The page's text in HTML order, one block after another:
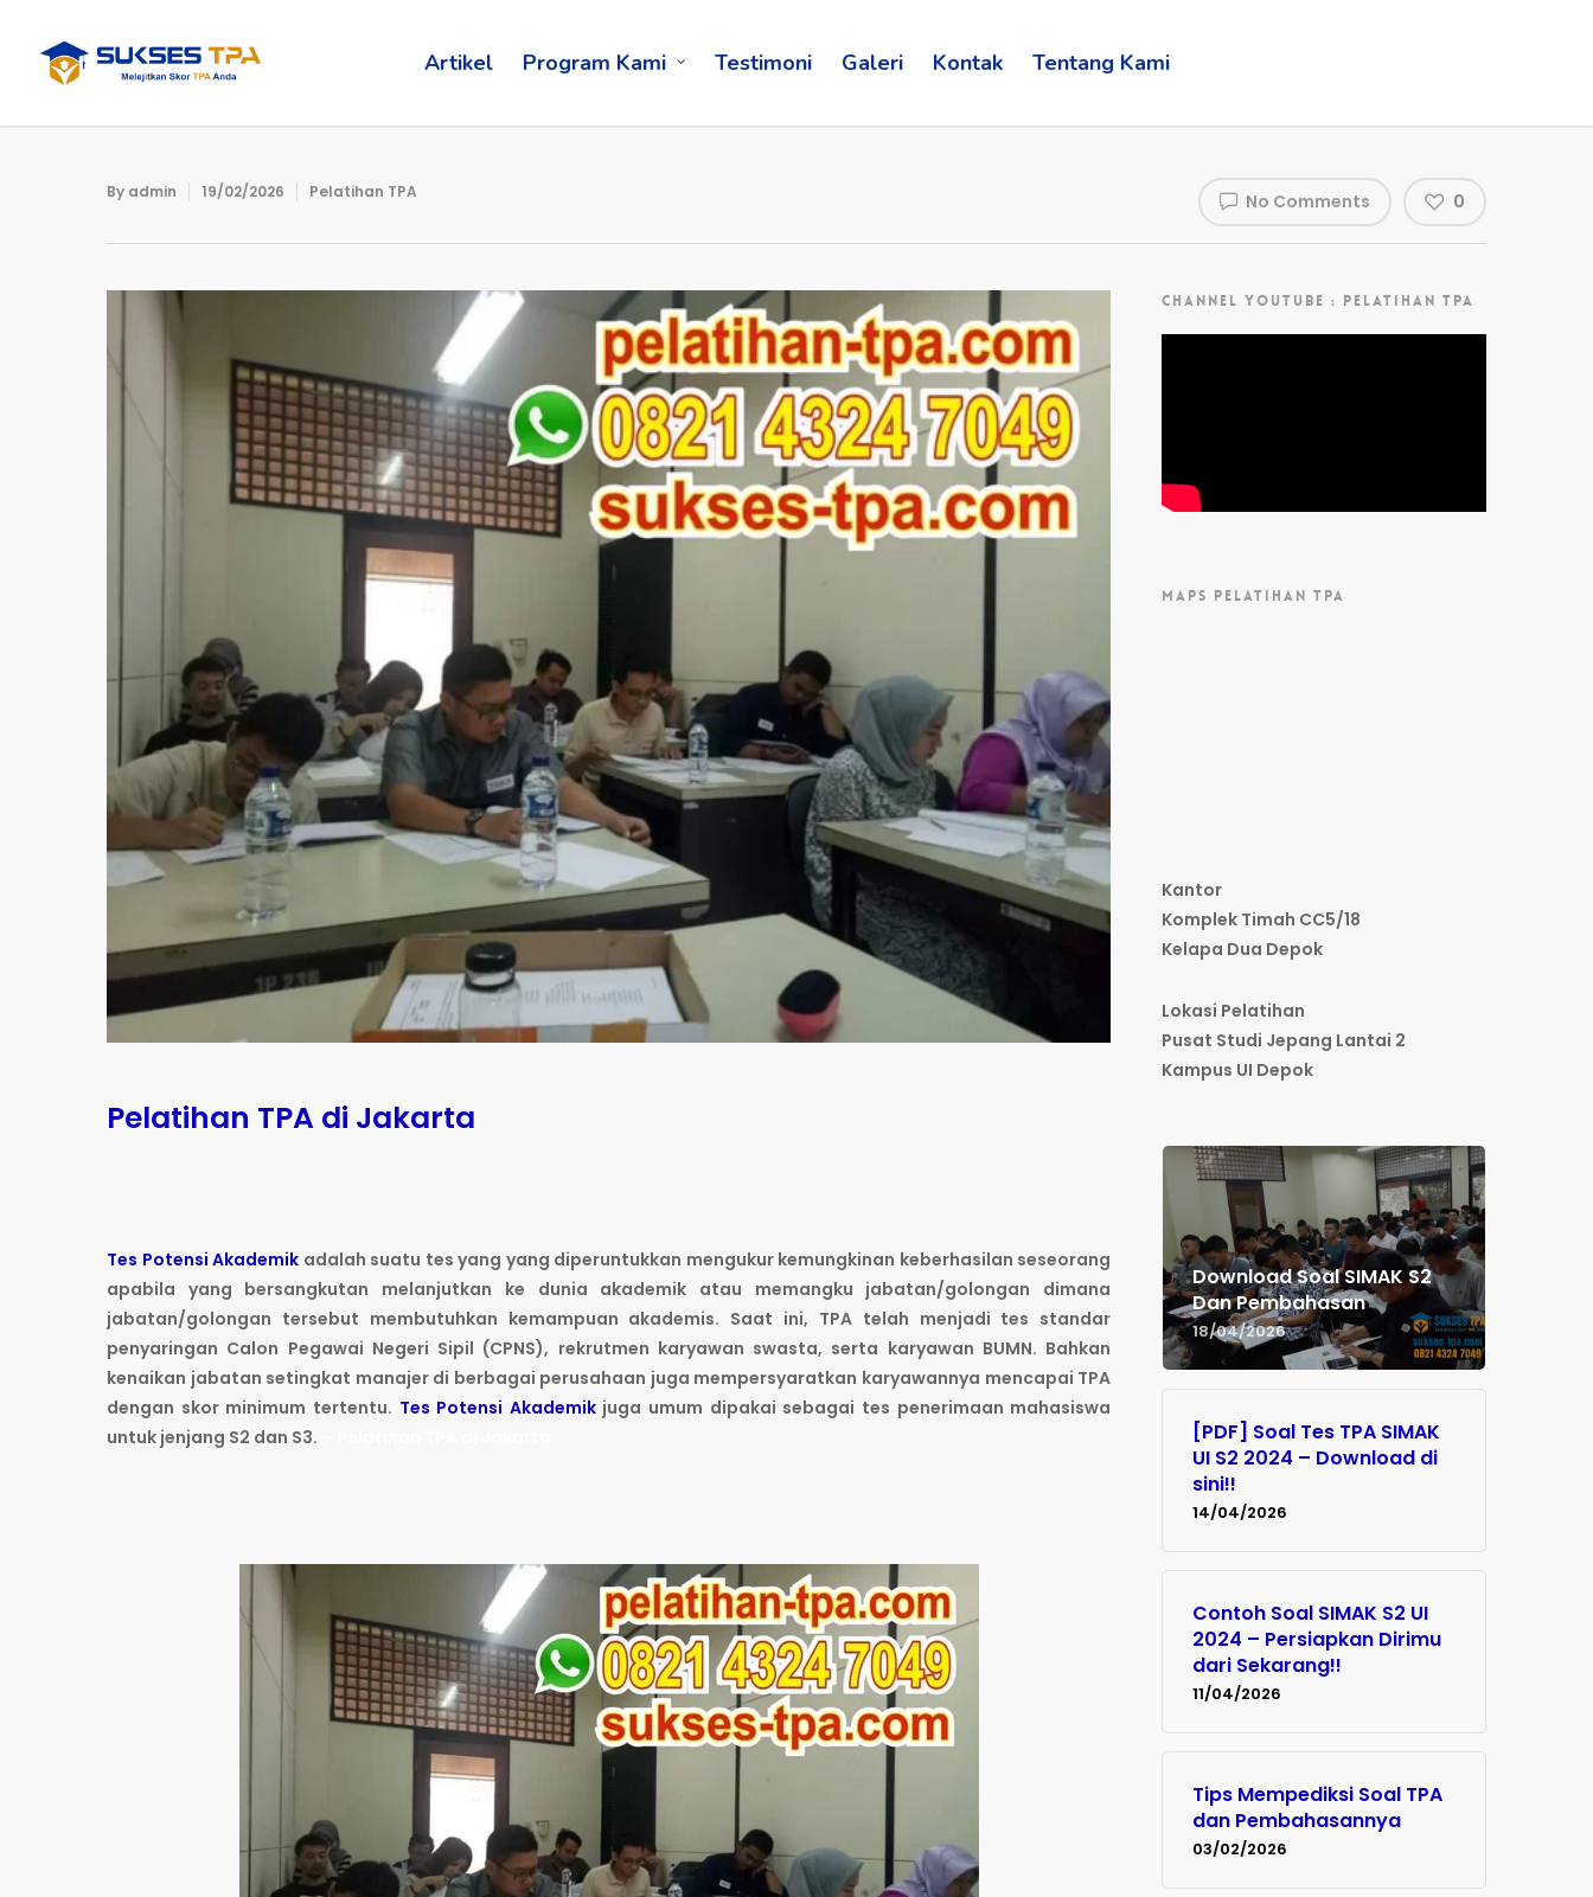
Artikel Program Kami Testimoni Galeri Kontak Tentang Kami
By admin 19/02/2026 Pelatihan TPA No Comments 0
Pelatihan TPA di Jakarta
Tes Potensi Akademik adalah suatu tes yang yang diperuntukkan mengukur kemungkinan keberhasilan seseorang
apabila yang bersangkutan melanjutkan ke dunia akademik atau memangku jabatan/golongan dimana
jabatan/golongan tersebut membutuhkan kemampuan akademis. Saat ini, TPA telah menjadi tes standar
penyaringan Calon Pegawai Negeri Sipil (CPNS), rekrutmen karyawan swasta, serta karyawan BUMN. Bahkan
kenaikan jabatan setingkat manajer di berbagai perusahaan juga mempersyaratkan karyawannya mencapai TPA
dengan skor minimum tertentu. Tes Potensi Akademikjuga umum dipakai sebagai tes penerimaan mahasiswa
untuk jenjang S2 dan S3.
CHANNEL YOUTUBE : PELATIHAN TPA
MAPS PELATIHAN TPA
Kantor
Komplek Timah CC5/18
Kelapa Dua Depok
Lokasi Pelatihan
Pusat Studi Jepang Lantai 2
Kampus UI Depok
Download Soal SIMAK S2
Dan Pembahasan
18/04/2026
[PDF] Soal Tes TPA SIMAK
UI S2 2024 – Download di
sini!!
14/04/2026
Contoh Soal SIMAK S2 UI
2024 – Persiapkan Dirimu
dari Sekarang!!
11/04/2026
Tips Mempediksi Soal TPA
dan Pembahasannya
03/02/2026